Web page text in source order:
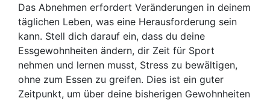
Das Abnehmen erfordert Veränderungen in deinem
täglichen Leben, was eine Herausforderung sein
kann. Stell dich darauf ein, dass du deine
Essgewohnheiten ändern, dir Zeit für Sport
nehmen und lernen musst, Stress zu bewältigen,
ohne zum Essen zu greifen. Dies ist ein guter
Zeitpunkt, um über deine bisherigen Gewohnheiten